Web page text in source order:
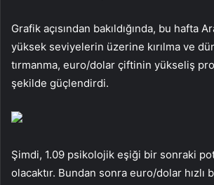
Grafik açısından bakıldığında, bu hafta
yüksek seviyelerin üzerine kırılma ve
tırmanma, euro/dolar çiftinin yükseliş
şekilde güçlendirdi.
Şimdi, 1.09 psikolojik eşiği bir sonraki
olacaktır. Bundan sonra euro/dolar hızlı